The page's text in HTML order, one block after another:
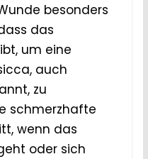
besonders
das
um eine
auch
zu
schmerzhafte
wenn das
oder sich